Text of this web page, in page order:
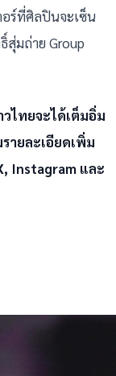
ร์ที่ศิลปินจะเซ็น
สุ่มถ่าย Group
ไทยจะได้เต็มอิ่ม
ายละเอียดเพิ่ม
Instagram และ